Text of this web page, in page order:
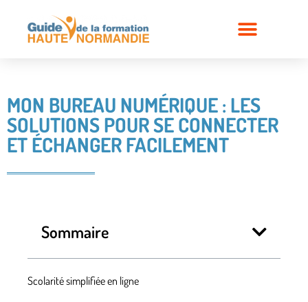
MON BUREAU NUMÉRIQUE : LES
SOLUTIONS POUR SE CONNECTER
ET ÉCHANGER FACILEMENT
Sommaire
Scolarité simplifiée en ligne